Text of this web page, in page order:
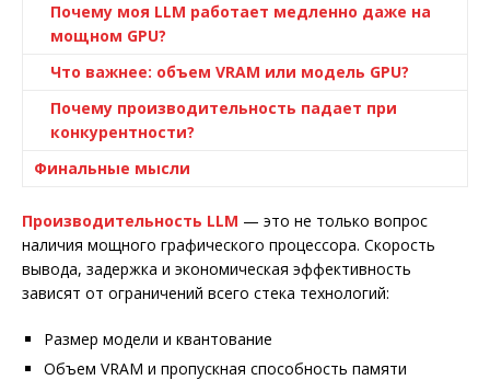
Почему моя LLM работает медленно даже на
мощном GPU?
Что важнее: объем VRAM или модель GPU?
Почему производительность падает при
конкурентности?
Финальные мысли
Производительность LLM — это не только вопрос
наличия мощного графического процессора. Скорость
вывода, задержка и экономическая эффективность
зависят от ограничений всего стека технологий:
Размер модели и квантование
Объем VRAM и пропускная способность памяти